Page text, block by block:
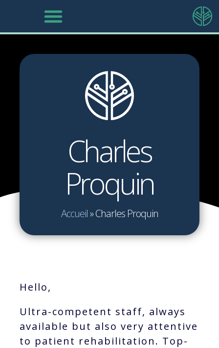
Charles
Proquin
Accueil»Charles Proquin
Hello,
Ultra-competent staff, always
available but also very attentive
to patient rehabilitation. Top-